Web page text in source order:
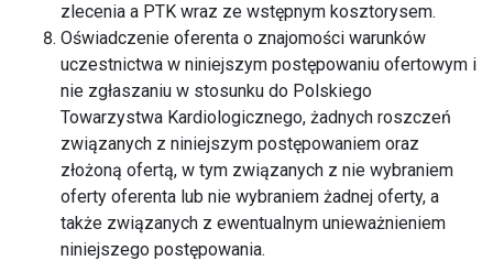
zlecenia a PTK wraz ze wstępnym kosztorysem.
Oświadczenie oferenta o znajomości warunków
uczestnictwa w niniejszym postępowaniu ofertowym i
nie zgłaszaniu w stosunku do Polskiego
Towarzystwa Kardiologicznego, żadnych roszczeń
związanych z niniejszym postępowaniem oraz
złożoną ofertą, w tym związanych z nie wybraniem
oferty oferenta lub nie wybraniem żadnej oferty, a
także związanych z ewentualnym unieważnieniem
niniejszego postępowania.